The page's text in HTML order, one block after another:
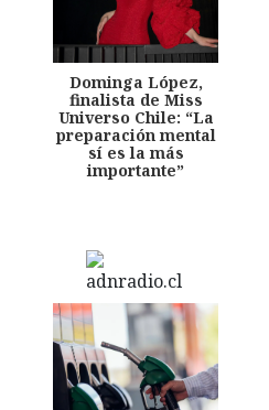
Dominga López,
finalista de Miss
Universo Chile: “La
preparación mental
sí es la más
importante”